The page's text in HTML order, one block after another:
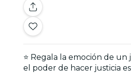
⭐ Regala la emoción de
el poder de hacer justicia